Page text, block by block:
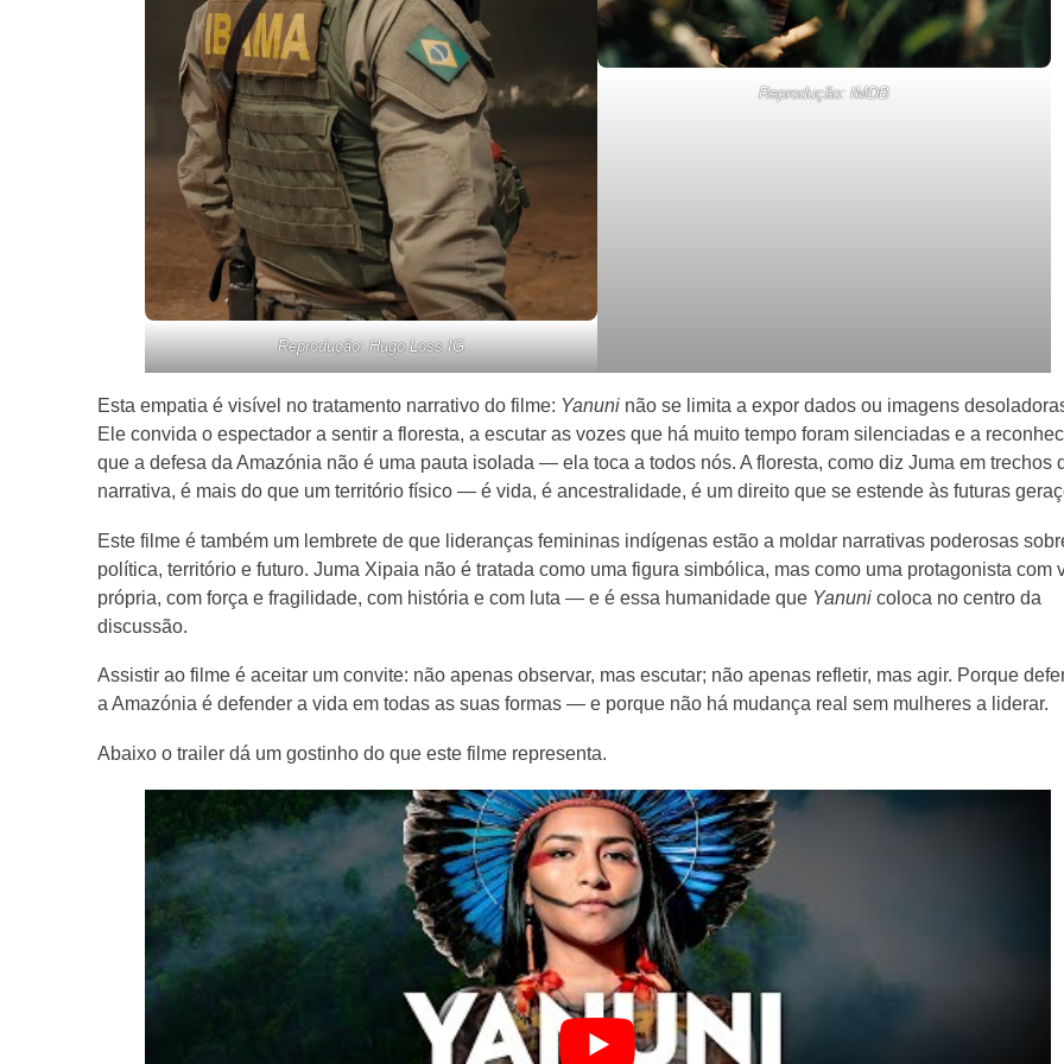
Reprodução: Hugo Loss IG
Reprodução: IMDB
Esta empatia é visível no tratamento narrativo do filme: Yanuninão se limita a expor dados ou imagens
Ele convida o espectador a sentir a floresta, a escutar as vozes que há muito tempo foram silenciadas e a
que a defesa da Amazónia não é uma pauta isolada — ela toca a todos nós. A floresta, como diz Juma em trechos
narrativa, é mais do que um território físico — é vida, é ancestralidade, é um direito que se estende às futuras
Este filme é também um lembrete de que lideranças femininas indígenas estão a moldar narrativas poderosas
política, território e futuro. Juma Xipaia não é tratada como uma figura simbólica, mas como uma protagonista com
própria, com força e fragilidade, com história e com luta — e é essa humanidade que Yanunicoloca no centro da
discussão.
Assistir ao filme é aceitar um convite: não apenas observar, mas escutar; não apenas refletir, mas agir. Porque
a Amazónia é defender a vida em todas as suas formas — e porque não há mudança real sem mulheres a liderar.
Abaixo o trailer dá um gostinho do que este filme representa.